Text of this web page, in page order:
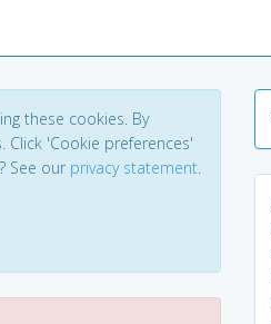
these cookies. By
Click 'Cookie preferences'
See our privacy statement.